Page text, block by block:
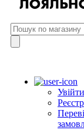
Увійти